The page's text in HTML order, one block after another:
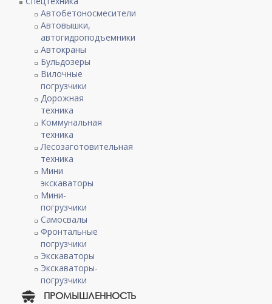
Автобетоносмесители
Автовышки,
автогидроподъемники
Автокраны
Бульдозеры
Вилочные
погрузчики
Дорожная
техника
Коммунальная
техника
Лесозаготовительная
техника
Мини
экскаваторы
Мини-
погрузчики
Самосвалы
Фронтальные
погрузчики
Экскаваторы
Экскаваторы-
погрузчики
ПРОМЫШЛЕННОСТЬ